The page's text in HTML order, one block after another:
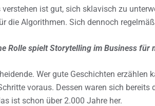
verstehen ist gut, sich sklavisch zu
die Algorithmen. Sich dennoch
Rolle spielt Storytelling im Business für
Wer gute Geschichten erzählen
voraus. Dessen waren sich bereits
ist schon über 2.000 Jahre her.